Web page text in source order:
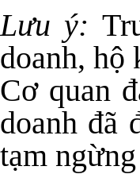
Lưu ý:
doanh, hộ
Cơ quan
doanh đã
tạm